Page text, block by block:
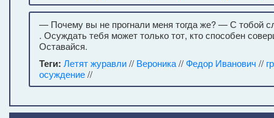
— Почему вы не прогнали меня тогда же? — С тобой
. Осуждать тебя может только тот, кто способен
Оставайся.
Теги: Летят журавли// Вероника//Федор Иванович //
осуждение//